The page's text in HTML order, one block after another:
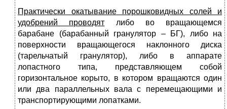
Практически окатываниепорошковидных солей и
удобрений проводят либо во вращающемся
барабане (барабанный гранулятор – БГ), либо на
поверхности вращающегося наклонного диска
(тарельчатый гранулятор), либо в аппарате
лопастного типа, представляющем собой
горизонтальное корыто, в котором вращаются один
или два параллельных вала с перемещающими и
транспортирующими лопатками.